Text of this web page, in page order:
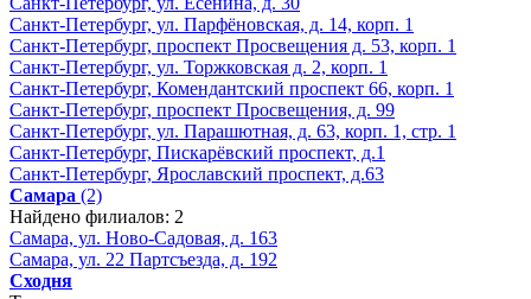
Санкт-Петербург, ул. Парфёновская, д. 14, корп. 1
Санкт-Петербург, проспект Просвещения д. 53, корп. 1
Санкт-Петербург, ул. Торжковская д. 2, корп. 1
Санкт-Петербург, Комендантский проспект 66, корп. 1
Санкт-Петербург, проспект Просвещения, д. 99
Санкт-Петербург, ул. Парашютная, д. 63, корп. 1, стр. 1
Санкт-Петербург, Пискарёвский проспект, д.1
Санкт-Петербург, Ярославский проспект, д.63
Самара (2)
Найдено филиалов: 2
Самара, ул. Ново-Садовая, д. 163
Самара, ул. 22 Партсъезда, д. 192
Сходня